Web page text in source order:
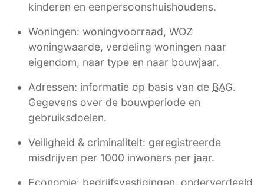
kinderen en eenpersoonshuishoudens.
Woningen: woningvoorraad, WOZ
woningwaarde, verdeling woningen naar
eigendom, naar type en naar bouwjaar.
Adressen: informatie op basis van de BAG.
Gegevens over de bouwperiode en
gebruiksdoelen.
Veiligheid & criminaliteit: geregistreerde
misdrijven per 1000 inwoners per jaar.
Economie: bedrijfsvestigingen, onderverdeeld